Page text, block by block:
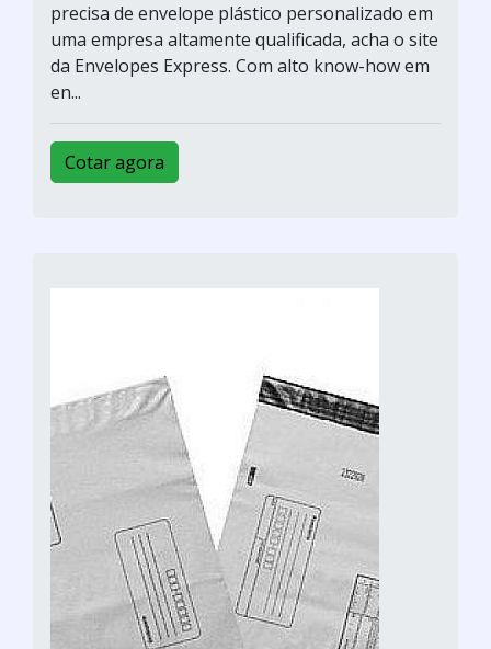
precisa de envelope plástico personalizado em
uma empresa altamente qualificada, acha o site
da Envelopes Express. Com alto know-how em
en...
Cotar agora